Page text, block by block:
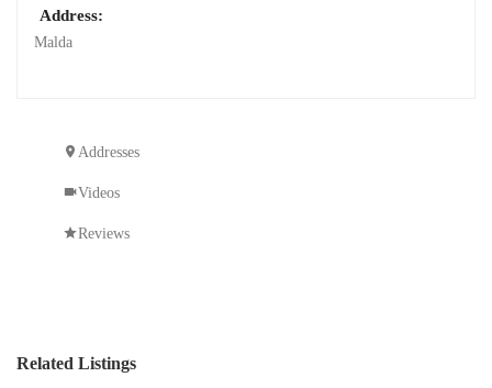
Address:
Malda
Addresses
Videos
Reviews
Related Listings